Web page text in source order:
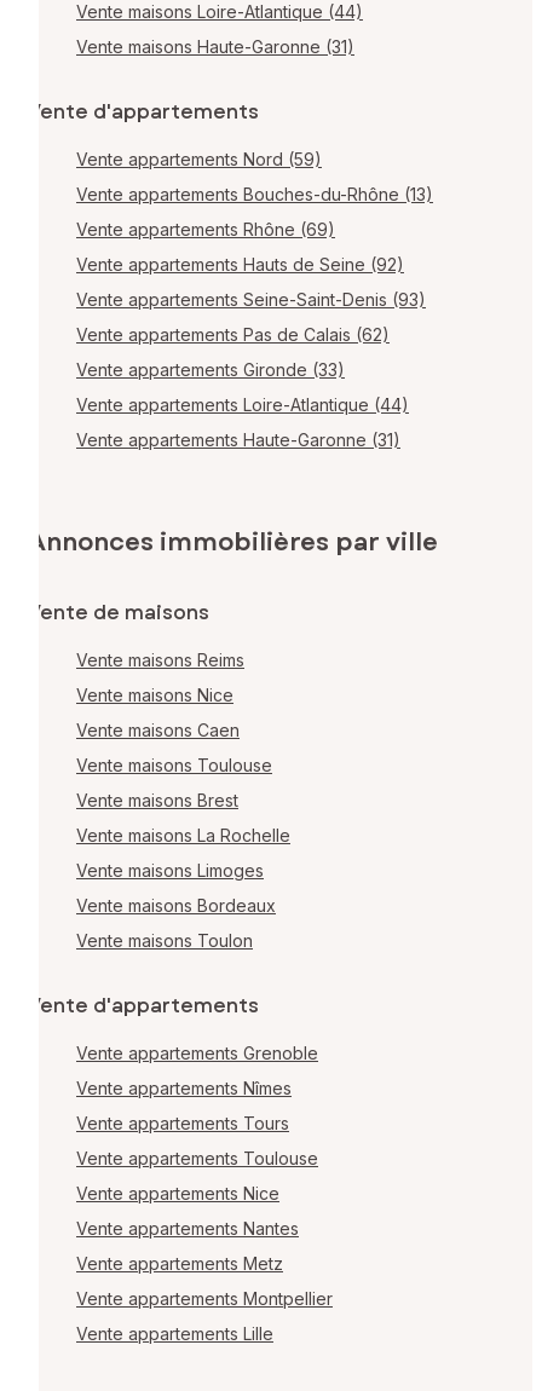
Vente maisons Loire-Atlantique (44)
Vente maisons Haute-Garonne (31)
Vente d'appartements
Vente appartements Nord (59)
Vente appartements Bouches-du-Rhône (13)
Vente appartements Rhône (69)
Vente appartements Hauts de Seine (92)
Vente appartements Seine-Saint-Denis (93)
Vente appartements Pas de Calais (62)
Vente appartements Gironde (33)
Vente appartements Loire-Atlantique (44)
Vente appartements Haute-Garonne (31)
Annonces immobilières par ville
Vente de maisons
Vente maisons Reims
Vente maisons Nice
Vente maisons Caen
Vente maisons Toulouse
Vente maisons Brest
Vente maisons La Rochelle
Vente maisons Limoges
Vente maisons Bordeaux
Vente maisons Toulon
Vente d'appartements
Vente appartements Grenoble
Vente appartements Nîmes
Vente appartements Tours
Vente appartements Toulouse
Vente appartements Nice
Vente appartements Nantes
Vente appartements Metz
Vente appartements Montpellier
Vente appartements Lille